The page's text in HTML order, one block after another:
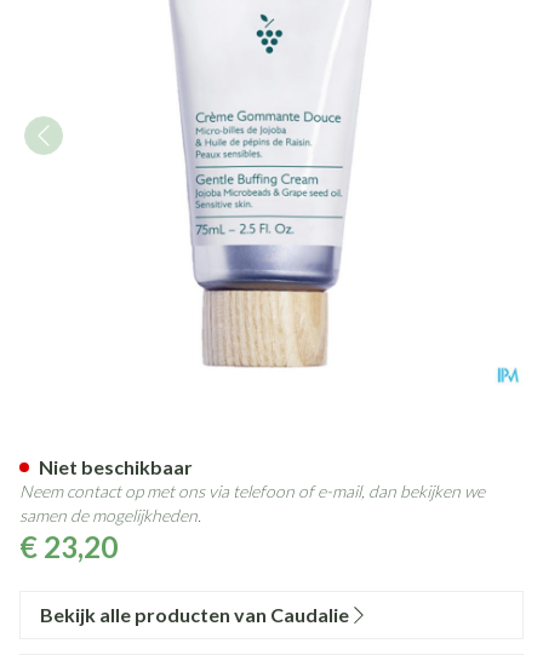
€ 23,20
Niet beschikbaar
Neem contact op met ons via telefoon of e-mail, dan bekijken we
samen de mogelijkheden.
Bekijk alle producten van Caudalie